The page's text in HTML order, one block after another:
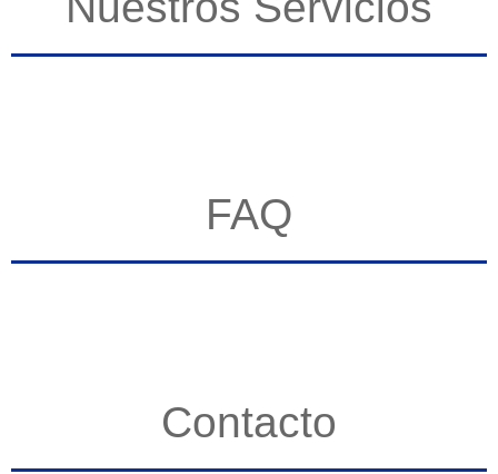
FAQ
Contacto